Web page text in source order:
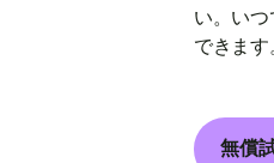
い。い
できます
無償